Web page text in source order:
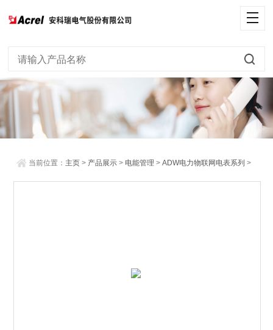
当前位置： 主页 > 产品展示 > 电能管理 >ADW电力物联网电表系列 >